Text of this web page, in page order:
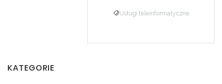
Usługi teleinformatyczne
KATEGORIE